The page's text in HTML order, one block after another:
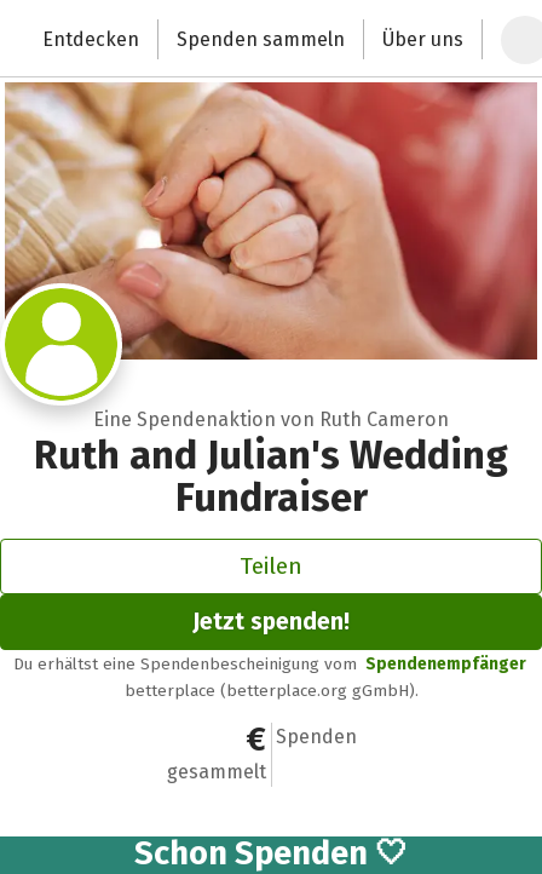
Deutschlands größte Spendenplattform
Entdecken Spenden sammeln Über uns
Eine Spendenaktion von Ruth Cameron
Ruth and Julian's Wedding
Fundraiser
Teilen
Jetzt spenden!
Du erhältst eine Spendenbescheinigung vom Spendenempfänger
betterplace (betterplace.org gGmbH).
3.750 €
gesammelt
15
Spenden
Schon 15
Spenden 🤍